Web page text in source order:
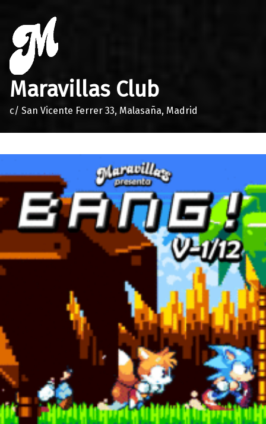
Maravillas Club
c/ San Vicente Ferrer 33, Malasaña, Madrid